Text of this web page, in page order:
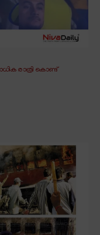
രാത്രി കൊണ്ട്